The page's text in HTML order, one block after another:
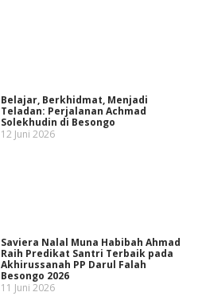
Belajar, Berkhidmat, Menjadi
Teladan: Perjalanan Achmad
Solekhudin di Besongo
12 Juni 2026
Saviera Nalal Muna Habibah Ahmad
Raih Predikat Santri Terbaik pada
Akhirussanah PP Darul Falah
Besongo 2026
11 Juni 2026